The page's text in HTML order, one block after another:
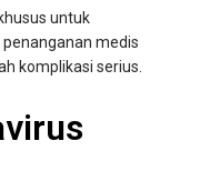
untuk
medis
komplikasi serius.